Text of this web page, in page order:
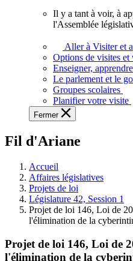
voir,
apprendre
et
à
à
législative.
Il y a tant à voir, à
l'Assemblée
Aller à Visiter et
Options de visites et
Enseigner,
Le parlement et le
Groupes scolaires
Planifier votre visite
Fermer
Fil d'Ariane
Accueil
Affaires législatives
Projets de loi
Législature 42, Session 1
Projet de loi 146, Loi de
l'élimination de la
Projet de loi 146, Loi de
l'élimination de la